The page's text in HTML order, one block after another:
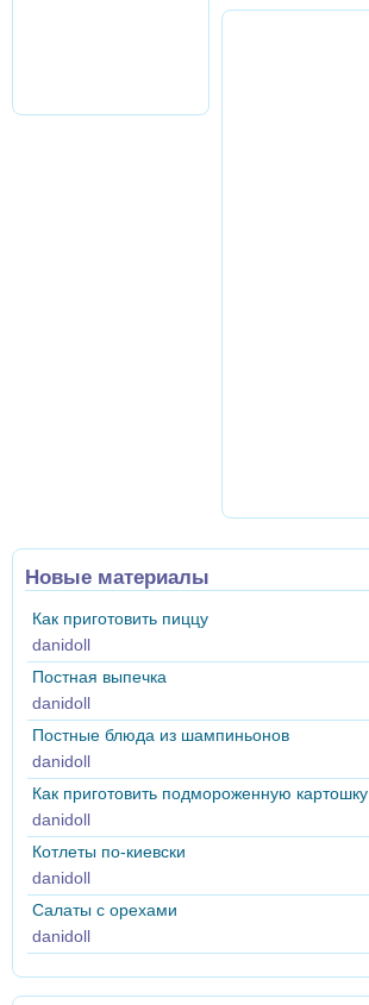
Новые материалы
Как приготовить пиццу
danidoll
Постная выпечка
danidoll
Постные блюда из шампиньонов
danidoll
Как приготовить подмороженную картошку
danidoll
Котлеты по-киевски
danidoll
Салаты с орехами
danidoll